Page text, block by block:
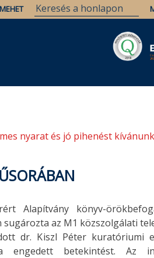
nyarat és jó pihenést
Alapítvány könyv-
az M1 közszolgálati
dr. Kiszl Péter kuratóriumi
engedett betekintést. Az